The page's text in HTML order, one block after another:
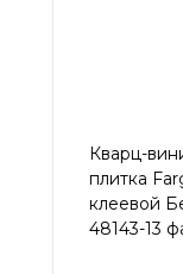
Кварц-
плитка
клеевой
48143-13